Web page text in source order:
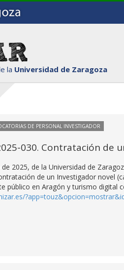
la Universidad de Zaragoza
DE PERSONAL INVESTIGADOR
030. Contratación de
2025, de la Universidad de
de un Investigador novel
público en Aragón y turismo digital